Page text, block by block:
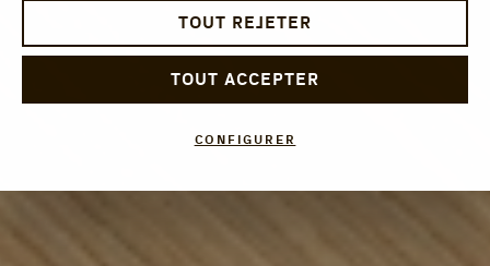
TOUT REJETER
TOUT ACCEPTER
CONFIGURER